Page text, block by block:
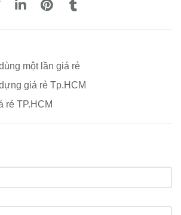
một lần giá rẻ
giá rẻ Tp.HCM
rẻ TP.HCM